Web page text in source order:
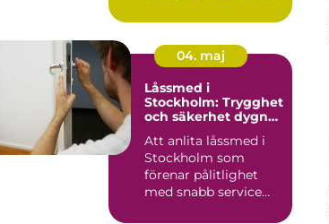
o...
04. maj
Låssmed i
Stockholm: Trygghet
och säkerhet dygnet
Att anlita låssmed i
Stockholm som
förenar pålitlighet
med snabb service